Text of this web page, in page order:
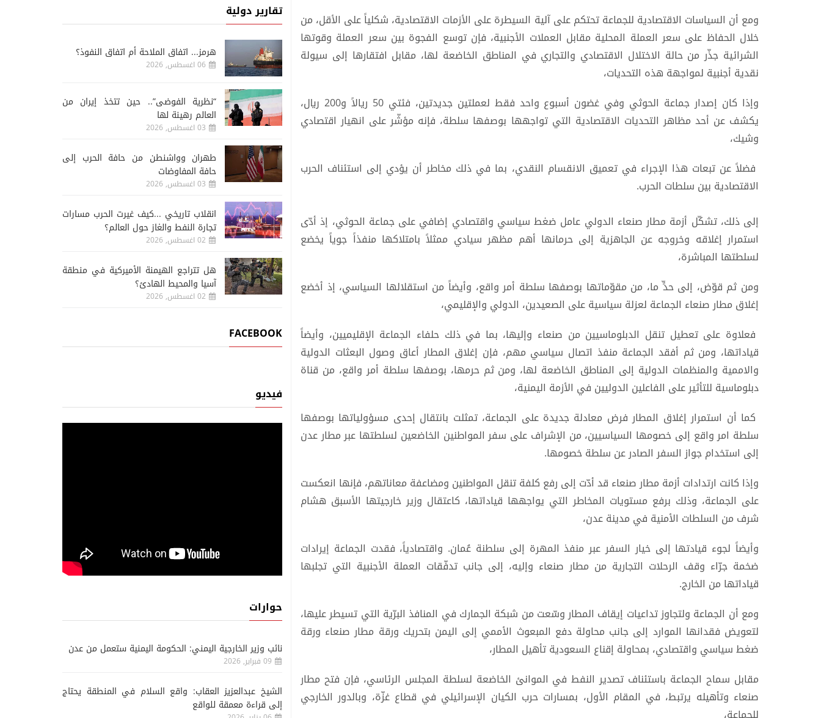
ومع أن السياسات الاقتصادية للجماعة تحتكم على آلية السيطرة على الأزمات الاقتصادية، شكلياً على الأقل، من
خلال الحفاظ على سعر العملة المحلية مقابل العملات الأجنبية، فإن توسع الفجوة بين سعر العملة وقوتها
الشرائية جذّر من حالة الاختلال الاقتصادي والتجاري في المناطق الخاضعة لها، مقابل افتقارها إلى سيولة
نقدية أجنبية لمواجهة هذه التحديات،
وإذا كان إصدار جماعة الحوثي وفي غضون أسبوع واحد فقط لعملتين جديدتين، فئتي 50 ريالاً و200 ريال،
يكشف عن أحد مظاهر التحديات الاقتصادية التي تواجهها بوصفها سلطة، فإنه مؤشّر على انهيار اقتصادي
وشيك،
فضلاً عن تبعات هذا الإجراء في تعميق الانقسام النقدي، بما في ذلك مخاطر أن يؤدي إلى استئناف الحرب
الاقتصادية بين سلطات الحرب.
إلى ذلك، تشكّل أزمة مطار صنعاء الدولي عامل ضغط سياسي واقتصادي إضافي على جماعة الحوثي، إذ أدّى
استمرار إغلاقه وخروجه عن الجاهزية إلى حرمانها أهم مظهر سيادي ممثلاً بامتلاكها منفذاً جوياً يخضع
لسلطتها المباشرة،
ومن ثم قوّض، إلى حدٍّ ما، من مقوّماتها بوصفها سلطة أمر واقع، وأيضاً من استقلالها السياسي، إذ أخضع
إغلاق مطار صنعاء الجماعة لعزلة سياسية على الصعيدين، الدولي والإقليمي،
فعلاوة على تعطيل تنقل الدبلوماسيين من صنعاء وإليها، بما في ذلك حلفاء الجماعة الإقليميين، وأيضاً
قياداتها، ومن ثم أفقد الجماعة منفذ اتصال سياسي مهم، فإن إغلاق المطار أعاق وصول البعثات الدولية
والاممية والمنظمات الدولية إلى المناطق الخاضعة لها، ومن ثم حرمها، بوصفها سلطة أمر واقع، من قناة
دبلوماسية للتأثير على الفاعلين الدوليين في الأزمة اليمنية،
كما أن استمرار إغلاق المطار فرض معادلة جديدة على الجماعة، تمثلت بانتقال إحدى مسؤولياتها بوصفها
سلطة امر واقع إلى خصومها السياسيين، من الإشراف على سفر المواطنين الخاضعين لسلطتها عبر مطار عدن
إلى استخدام جواز السفر الصادر عن سلطة خصومها.
وإذا كانت ارتدادات أزمة مطار صنعاء قد أدّت إلى رفع كلفة تنقل المواطنين ومضاعفة معاناتهم، فإنها انعكست
على الجماعة، وذلك برفع مستويات المخاطر التي يواجهها قياداتها، كاعتقال وزير خارجيتها الأسبق هشام
شرف من السلطات الأمنية في مدينة عدن،
وأيضاً لجوء قيادتها إلى خيار السفر عبر منفذ المهرة إلى سلطنة عُمان. واقتصادياً، فقدت الجماعة إيرادات
ضخمة جرّاء وقف الرحلات التجارية من مطار صنعاء وإليه، إلى جانب تدفّقات العملة الأجنبية التي تجلبها
قياداتها من الخارج.
ومع أن الجماعة ولتجاوز تداعيات إيقاف المطار وسّعت من شبكة الجمارك في المنافذ البرّية التي تسيطر عليها،
لتعويض فقدانها الموارد إلى جانب محاولة دفع المبعوث الأممي إلى اليمن بتحريك ورقة مطار صنعاء ورقة
ضغط سياسي واقتصادي، بمحاولة إقناع السعودية تأهيل المطار،
مقابل سماح الجماعة باستئناف تصدير النفط في الموانئ الخاضعة لسلطة المجلس الرئاسي، فإن فتح مطار
صنعاء وتأهيله يرتبط، في المقام الأول، بمسارات حرب الكيان الإسرائيلي في قطاع غزّة، وبالدور الخارجي
تقارير دولية
هرمز... اتفاق الملاحة أم اتفاق النفوذ؟
06 اغسطس, 2026
“نظرية الفوضى”.. حين تتخذ إيران من
العالم رهينة لها
03 اغسطس, 2026
طهران وواشنطن من حافة الحرب إلى
حافة المفاوضات
03 اغسطس, 2026
انقلاب تاريخي ...كيف غيرت الحرب مسارات
تجارة النفط والغاز حول العالم؟
02 اغسطس, 2026
هل تتراجع الهيمنة الأميركية في منطقة
آسيا والمحيط الهادئ؟
02 اغسطس, 2026
FACEBOOK
فيديو
حوارات
نائب وزير الخارجية اليمني: الحكومة اليمنية ستعمل من عدن
09 فبراير, 2026
الشيخ عبدالعزيز العقاب: واقع السلام في المنطقة يحتاج
إلى قراءة معمقة للواقع